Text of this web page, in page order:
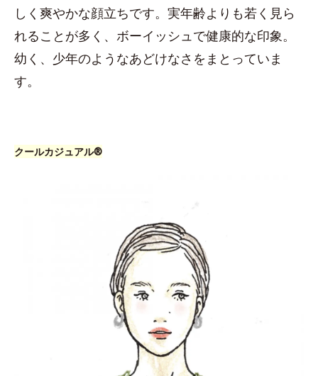
しく爽やかな顔立ちです。実年齢よりも若く見ら
れることが多く、ボーイッシュで健康的な印象。
幼く、少年のようなあどけなさをまとっていま
す。
クールカジュアル®